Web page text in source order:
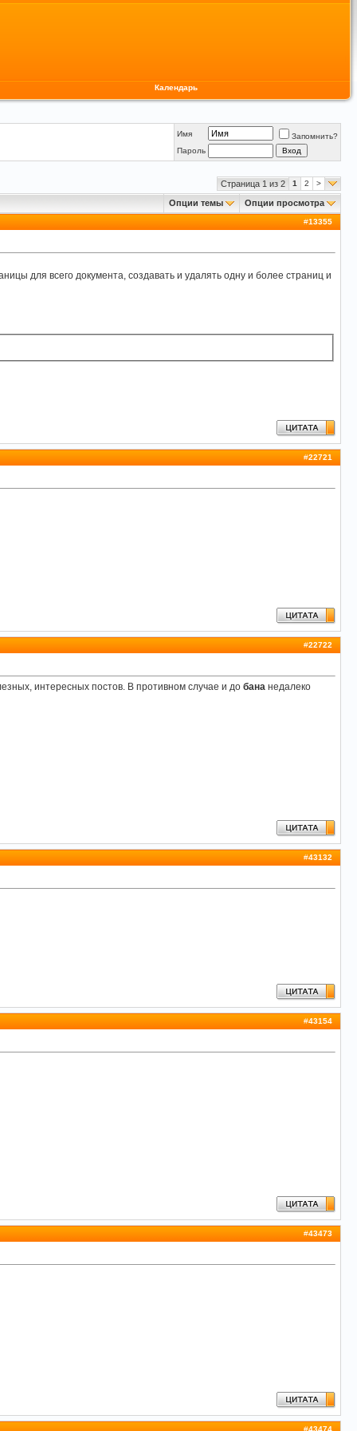
Календарь
Имя
Запомнить?
Пароль
Страница 1 из 2 1 2 >
Опции темы Опции просмотра
#13355
для всего документа, создавать и удалять одну и более страниц и
#22721
#22722
интересных постов. В противном случае и до бана недалеко
#43132
#43154
#43473
#43474